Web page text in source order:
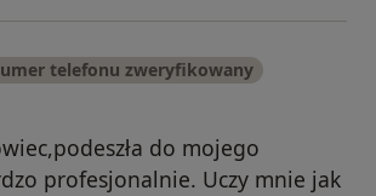
telefonu zweryfikowany
do mojego
profesjonalnie. Uczy mnie jak